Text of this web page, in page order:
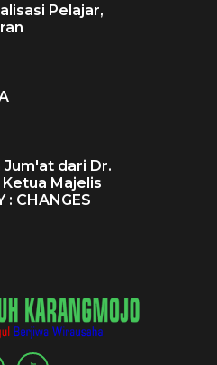
Pelajar,
dari Dr.
Majelis
: CHANGES